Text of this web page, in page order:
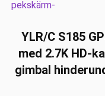
YLR/C S185
med 2.7K HD-
gimbal